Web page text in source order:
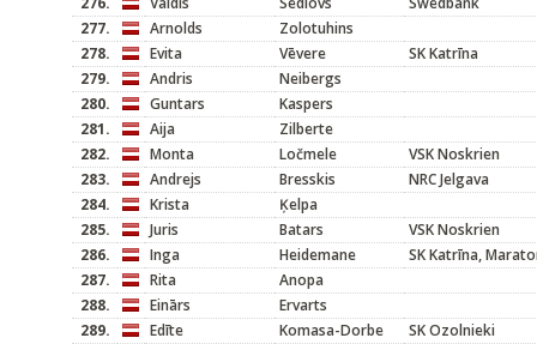
277.
Arnolds
Zolotuhins
278.
Evita Vēvere
SK Katrīna
279.
Andris
Neibergs
280.
Guntars
Kaspers
281.
Aija
Zilberte
282.
Monta Ločmele
VSK Noskrien
283.
Andrejs Bresskis
NRC Jelgava
284.
Krista
Ķelpa
285.
Juris Batars
VSK Noskrien
286.
Inga Heidemane
SK Katrīna,
287.
Rita
Anopa
288.
Einārs
Ervarts
289.
Edīte Komasa-Dorbe
SK Ozolnieki